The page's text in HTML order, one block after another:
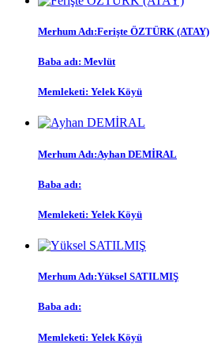
Merhum Adı:Ferişte ÖZTÜRK (ATAY)
Baba adı: Mevlüt
Memleketi: Yelek Köyü
Merhum Adı:Ayhan DEMİRAL
Baba adı:
Memleketi: Yelek Köyü
Merhum Adı:Yüksel SATILMIŞ
Baba adı:
Memleketi: Yelek Köyü